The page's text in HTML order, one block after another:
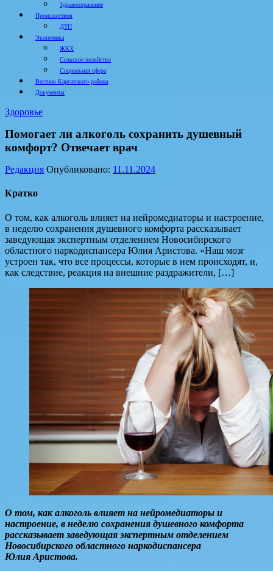
Здравоохранение
Происшествия
ДТП
Экономика
ЖКХ
Сельское хозяйство
Социальная сфера
Вестник Каргатского района
Документы
Здоровье
Помогает ли алкоголь сохранить душевный
комфорт? Отвечает врач
Редакция Опубликовано: 11.11.2024
Кратко
О том, как алкоголь влияет на нейромедиаторы и настроение,
в неделю сохранения душевного комфорта рассказывает
заведующая экспертным отделением Новосибирского
областного наркодиспансера Юлия Аристова. «Наш мозг
устроен так, что все процессы, которые в нем происходят, и,
как следствие, реакция на внешние раздражители, […]
О том, как алкоголь влияет на нейромедиаторы и
настроение, в неделю сохранения душевного комфорта
рассказывает заведующая экспертным отделением
Новосибирского областного наркодиспансера
Юлия Аристова.